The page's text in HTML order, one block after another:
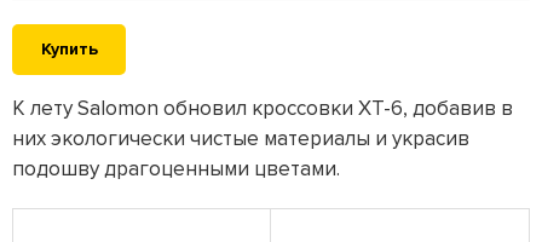
Купить
К лету Salomon обновил кроссовки XT-6, добавив в
них экологически чистые материалы и украсив
подошву драгоценными цветами.